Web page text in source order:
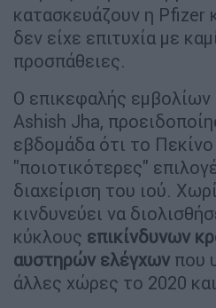
κατασκευάζουν η Pfizer
δεν είχε επιτυχία με
προσπάθειες.
Ο επικεφαλής εμβολίων
Ashish Jha,
εβδομάδα ότι το Πεκίνο
"ποιοτικότερες"
διαχείριση του ιού.
κινδυνεύει να
κύκλους επικίνδυνων
αυστηρών ελέγχων που
άλλες χώρες το 2020